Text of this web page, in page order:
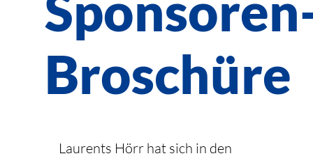
Broschüre
Laurents Hörr hat sich in den